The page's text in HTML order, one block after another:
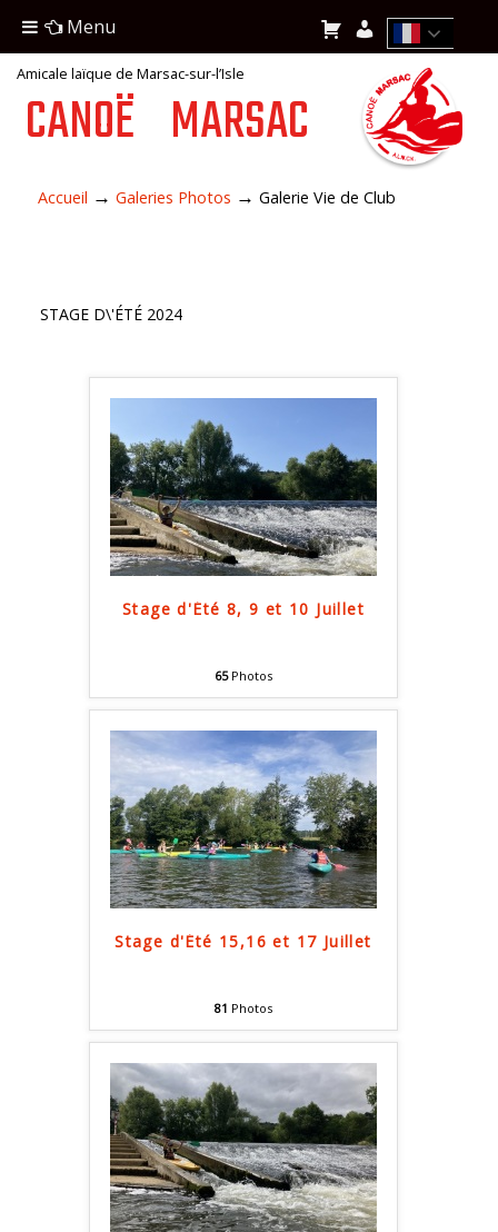
Amicale laïque de Marsac-sur-l’Isle
CANOË MARSAC
Accueil → Galeries Photos → Galerie Vie de Club
STAGE D\'ÉTÉ 2024
Stage d'Été 8, 9 et 10 Juillet
65Photos
Stage d'Été 15,16 et 17 Juillet
81 Photos
Menu